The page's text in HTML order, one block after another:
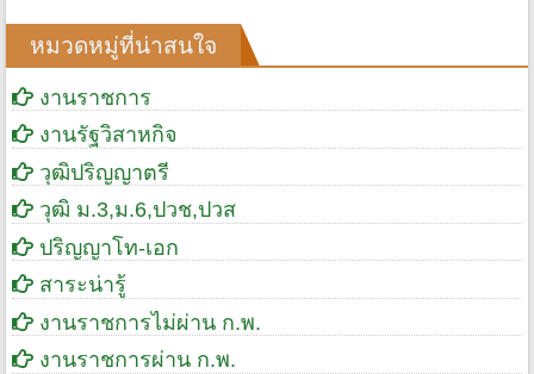
หมวดหมู่ที่น่าสนใจ
งานราชการ
งานรัฐวิสาหกิจ
วุฒิปริญญาตรี
วุฒิ ม.3,ม.6,ปวช,ปวส
ปริญญาโท-เอก
สาระน่ารู้
งานราชการไม่ผ่าน ก.พ.
งานราชการผ่าน ก.พ.